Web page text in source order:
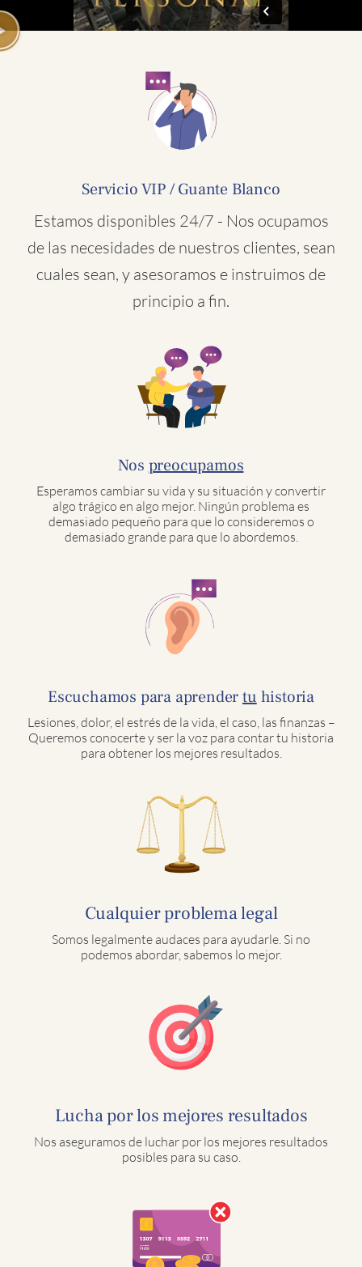
Servicio VIP / Guante Blanco
Estamos disponibles 24/7 - Nos ocupamos
de las necesidades de nuestros clientes, sean
cuales sean, y asesoramos e instruimos de
principio a fin.
Nos preocupamos
Esperamos cambiar su vida y su situación y convertir
algo trágico en algo mejor. Ningún problema es
demasiado pequeño para que lo consideremos o
demasiado grande para que lo abordemos.
Escuchamos para aprendertu historia
Lesiones, dolor, el estrés de la vida, el caso, las finanzas –
Queremos conocerte y ser la voz para contar tu historia
para obtener los mejores resultados.
Cualquier problema legal
Somos legalmente audaces para ayudarle. Si no
podemos abordar, sabemos lo mejor.
Lucha por los mejores resultados
Nos aseguramos de luchar por los mejores resultados
posibles para su caso.